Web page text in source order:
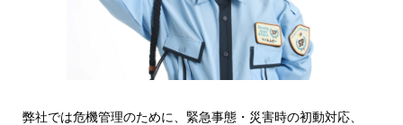
弊社では危機管理のために、緊急事態・災害時の初動対応、